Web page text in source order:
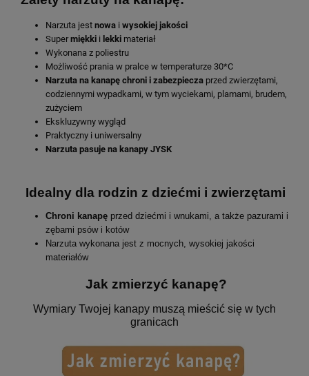
Narzuta jest nowa i wysokiej jakości
Super miękki i lekki materiał
Wykonana z poliestru
Możliwość prania w pralce w temperaturze 30*C
Narzuta na kanapę chroni i zabezpiecza przed zwierzętami,
codziennymi wypadkami, w tym wyciekami, plamami, brudem,
zużyciem
Ekskluzywny wygląd
Praktyczny i uniwersalny
Narzuta pasuje na kanapy JYSK
Idealny dla rodzin z dziećmi i zwierzętami
Chroni kanapę przed dziećmi i wnukami, a także pazurami i
zębami psów i kotów
Narzuta wykonana jest z mocnych, wysokiej jakości
materiałów
Jak zmierzyć kanapę?
Wymiary Twojej kanapy muszą mieścić się w tych
granicach